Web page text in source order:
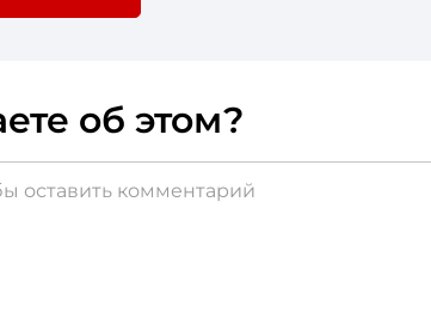
об этом?